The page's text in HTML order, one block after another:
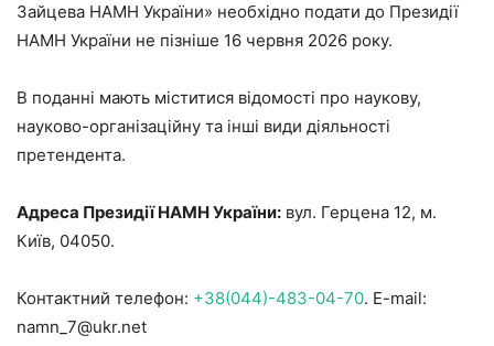
Зайцева НАМН України» необхідно подати до Президії
НАМН України не пізніше 16 червня 2026 року.
В поданні мають міститися відомості про наукову,
науково-організаційну та інші види діяльності
претендента.
Адреса Президії НАМН України: вул. Герцена 12, м.
Київ, 04050.
Контактний телефон: +38(044)-483-04-70. E-mail:
namn_7@ukr.net